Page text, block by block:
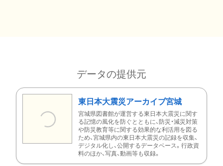
データの提供元
東日本大震災アーカイブ宮城
宮城県図書館が運営する東日本大震災に関す
る記憶の風化を防ぐとともに、防災・減災対策
や防災教育等に関する効果的な利活用を図る
ため、宮城県内の東日本大震災の記録を収集、
デジタル化し、公開するデータベース。行政資
料のほか、写真、動画等も収録。